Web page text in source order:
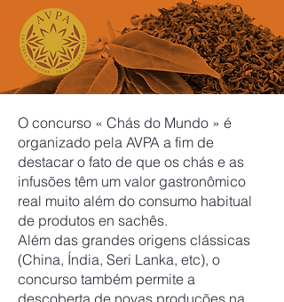
O concurso « Chás do Mundo » é
organizado pela AVPA a fim de
destacar o fato de que os chás e as
infusões têm um valor gastronômico
real muito além do consumo habitual
de produtos en sachês.
Além das grandes origens clássicas
(China, Índia, Seri Lanka, etc), o
concurso também permite a
descoberta de novas produções na